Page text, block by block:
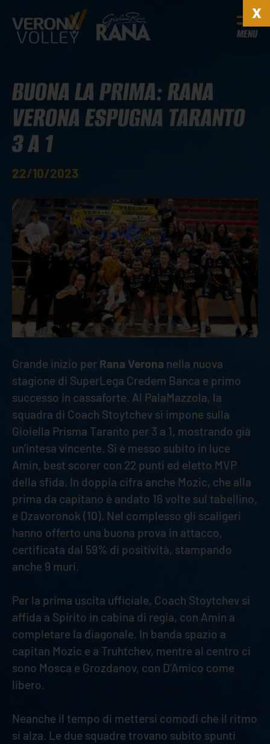
MENU
BUONA LA PRIMA: RANA
VERONA ESPUGNA TARANTO
3 A 1
22/10/2023
Grande inizio per Rana Verona nella nuova
stagione di SuperLega Credem Banca e primo
successo in cassaforte. Al PalaMazzola, la
squadra di Coach Stoytchev si impone sulla
Gioiella Prisma Taranto per 3 a 1, mostrando già
un’intesa vincente. Si è messo subito in luce
Amin, best scorer con 22 punti ed eletto MVP
della sfida. In doppia cifra anche Mozic, che alla
prima da capitano è andato 16 volte sul tabellino,
e Dzavoronok (10). Nel complesso gli scaligeri
hanno offerto una buona prova in attacco,
certificata dal 59% di positività, stampando
anche 9 muri.
Per la prima uscita ufficiale, Coach Stoytchev si
affida a Spirito in cabina di regia, con Amin a
completare la diagonale. In banda spazio a
capitan Mozic e a Truhtchev, mentre al centro ci
sono Mosca e Grozdanov, con D’Amico come
libero.
Neanche il tempo di mettersi comodi che il ritmo
si alza. Le due squadre trovano subito spunti